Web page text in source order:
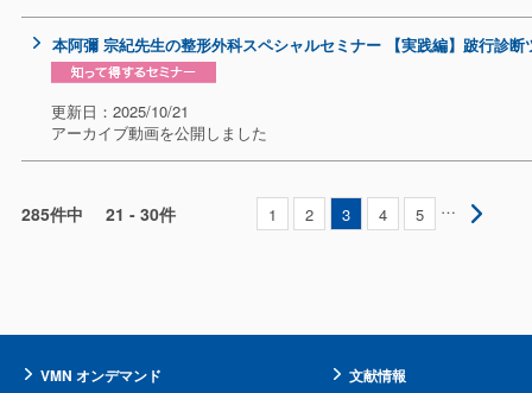
本阿彌 宗紀先生の整形外科スペシャルセミナー 【実践編】跛行診
更新日：2025/10/21
アーカイブ動画を公開しました
285件中 21 - 30件 1 2 3 4 5 …
VMN オンデマンド 文献情報